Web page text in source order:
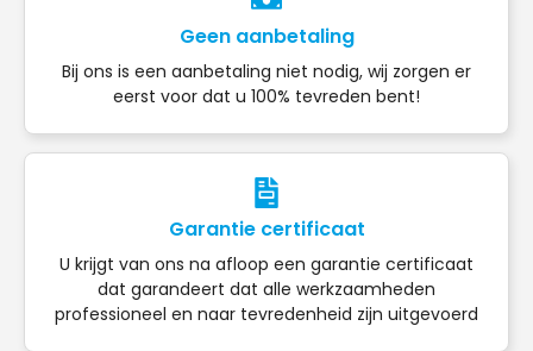
Geen aanbetaling
Bij ons is een aanbetaling niet nodig, wij zorgen er
eerst voor dat u 100% tevreden bent!
Garantie certificaat
U krijgt van ons na afloop een garantie certificaat
dat garandeert dat alle werkzaamheden
professioneel en naar tevredenheid zijn uitgevoerd